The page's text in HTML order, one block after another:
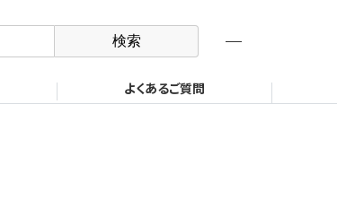
ロボット機器事業部 製品検索
よくあるご質問